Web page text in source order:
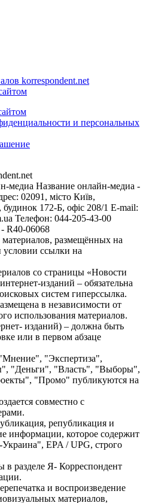
korrespondent.net
и персональных
медиа Название онлайн-медиа -
02091, місто Київ,
172-Б, офіс 208/1 E-mail:
Телефон: 044-205-43-00
R40-06068
размещённых на
условии ссылки на
со страницы «Новости
изданий – обязательна
систем гиперссылка.
в независимости от
использования материалов.
изданий) – должна быть
или в первом абзаце
"Экспертиза",
"Деньги", "Власть", "Выборы",
"Промо" публикуются на
совместно с
републикация и
информации, которое содержит
EPA / UPG, строго
в разделе Я- Корреспондент
и воспроизведение
материалов,